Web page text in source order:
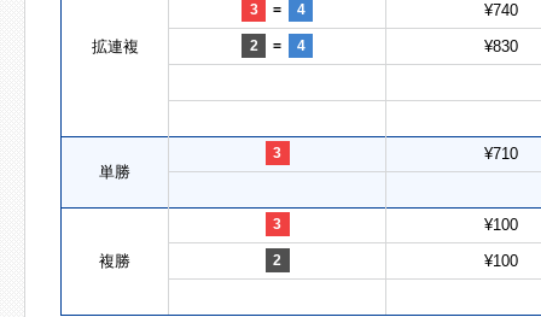
拡連複
3 = 4 ¥740
2 = 4 ¥830
単勝
3 ¥710
複勝
3 ¥100
2 ¥100